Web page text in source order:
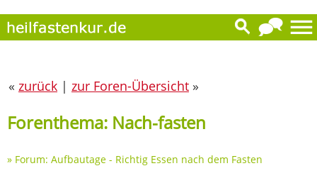
« zurück | zur Foren-Übersicht »
Forenthema: Nach-fasten
» Forum: Aufbautage - Richtig Essen nach dem Fasten